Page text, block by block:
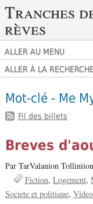
Tranches
rèves
ALLER AU MENU
ALLER À LA RECHERCHE
Mot-clé - Me
Fil des billets
Breves
Par TarValanion
Fiction Logement
Societe et politique